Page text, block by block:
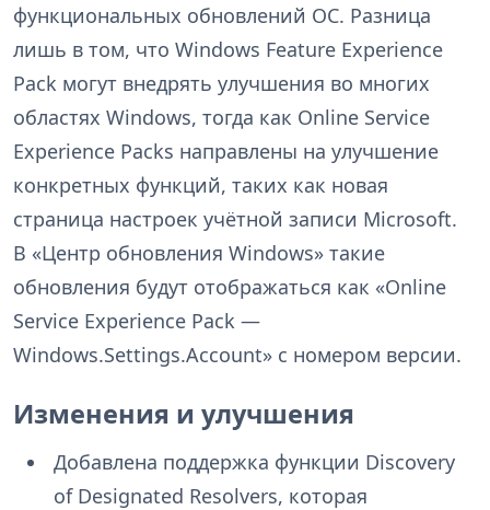
функциональных обновлений ОС. Разница
лишь в том, что Windows Feature Experience
Pack могут внедрять улучшения во многих
областях Windows, тогда как Online Service
Experience Packs направлены на улучшение
конкретных функций, таких как новая
страница настроек учётной записи Microsoft.
В «Центр обновления Windows» такие
обновления будут отображаться как «Online
Service Experience Pack —
Windows.Settings.Account» с номером версии.
Изменения и улучшения
Добавлена поддержка функции Discovery
of Designated Resolvers, которая